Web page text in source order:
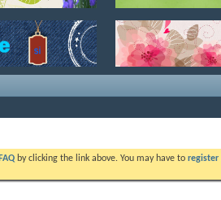
FAQ by clicking the link above. You may have to register